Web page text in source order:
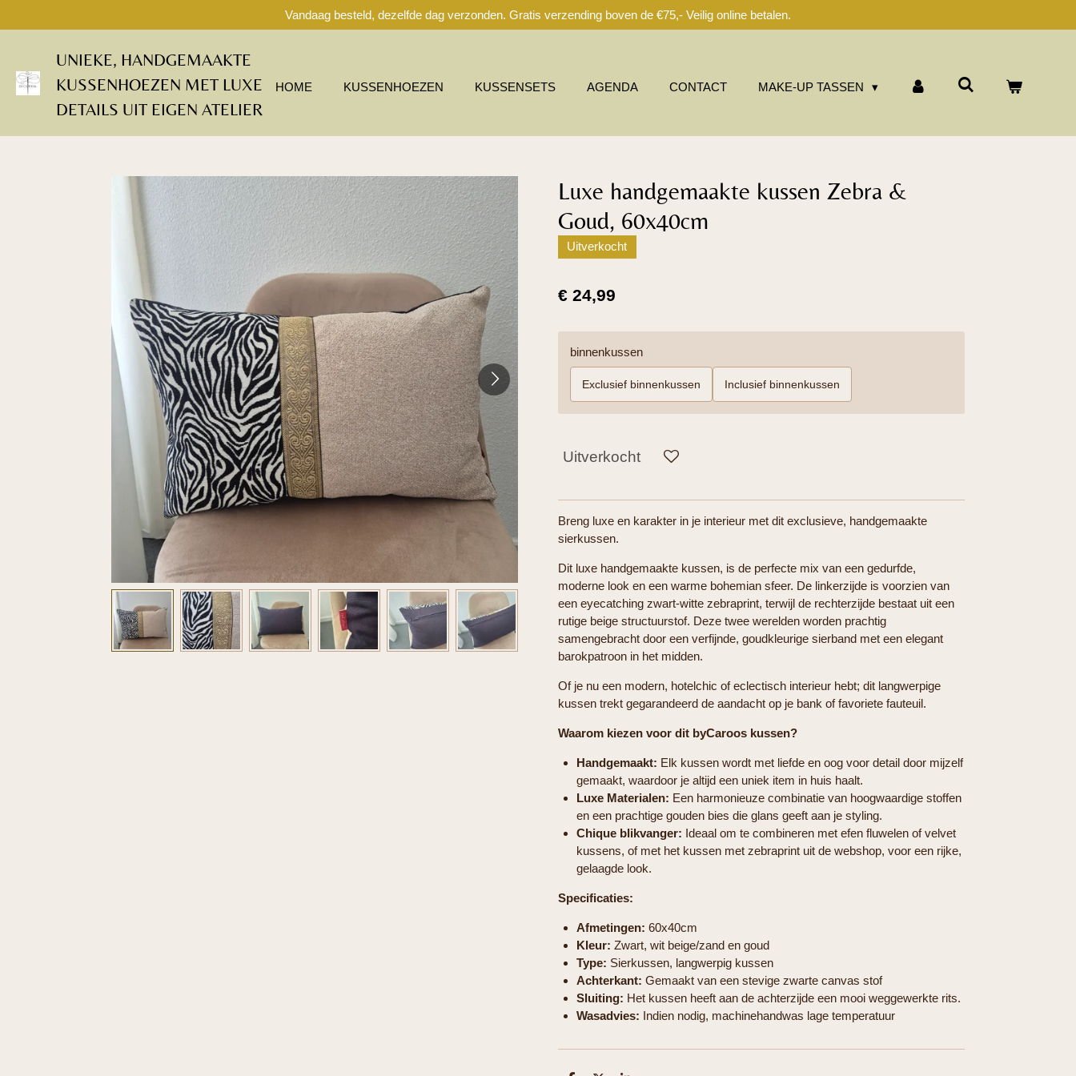
direct
de
hoofdinhoud
Vandaag besteld, dezelfde dag verzonden. Gratis verzending boven de €75,- Veilig online betalen.
UNIEKE, HANDGEMAAKTE
KUSSENHOEZEN MET LUXE
DETAILS UIT EIGEN ATELIER
HOME KUSSENHOEZEN KUSSENSETS AGENDA CONTACT MAKE-UP TASSEN
Luxe handgemaakte kussen Zebra &
Goud, 60x40cm
Uitverkocht
€ 24,99
binnenkussen
Exclusief binnenkussen Inclusief binnenkussen
Uitverkocht
Breng luxe en karakter in je interieur met dit exclusieve, handgemaakte
sierkussen.
Dit luxe handgemaakte kussen, is de perfecte mix van een gedurfde,
moderne look en een warme bohemian sfeer. De linkerzijde is voorzien van
een eyecatching zwart-witte zebraprint, terwijl de rechterzijde bestaat uit een
rutige beige structuurstof. Deze twee werelden worden prachtig
samengebracht door een verfijnde, goudkleurige sierband met een elegant
barokpatroon in het midden.
Of je nu een modern, hotelchic of eclectisch interieur hebt; dit langwerpige
kussen trekt gegarandeerd de aandacht op je bank of favoriete fauteuil.
Waarom kiezen voor dit byCaroos kussen?
Handgemaakt: Elk kussen wordt met liefde en oog voor detail door mijzelf
gemaakt, waardoor je altijd een uniek item in huis haalt.
Luxe Materialen: Een harmonieuze combinatie van hoogwaardige stoffen
en een prachtige gouden bies die glans geeft aan je styling.
Chique blikvanger: Ideaal om te combineren met efen fluwelen of velvet
kussens, of met het kussen met zebraprint uit de webshop, voor een rijke,
gelaagde look.
Specificaties:
Afmetingen: 60x40cm
Kleur: Zwart, wit beige/zand en goud
Type: Sierkussen, langwerpig kussen
Achterkant: Gemaakt van een stevige zwarte canvas stof
Sluiting: Het kussen heeft aan de achterzijde een mooi weggewerkte rits.
Wasadvies: Indien nodig, machinehandwas lage temperatuur